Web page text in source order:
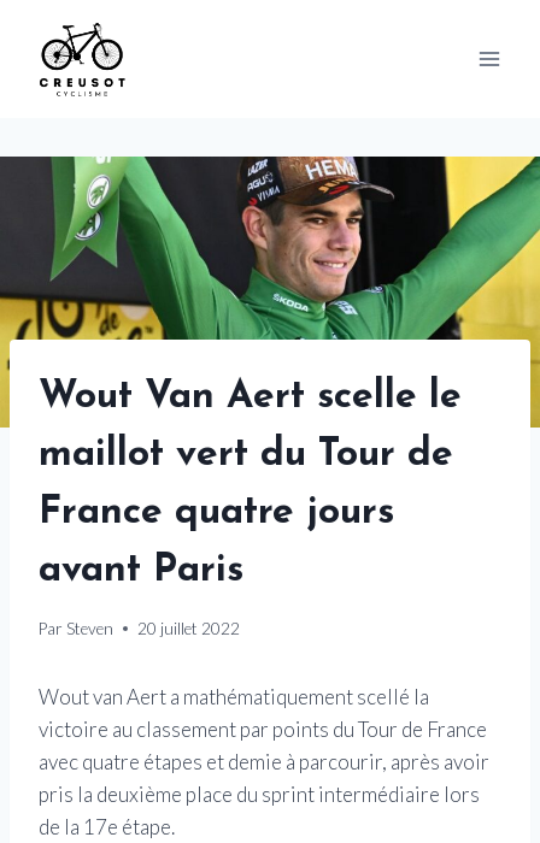
content
Wout Van Aert scelle le
maillot vert du Tour de
France quatre jours
avant Paris
Par Steven 20 juillet 2022
Wout van Aert a mathématiquement scellé la
victoire au classement par points du Tour de France
avec quatre étapes et demie à parcourir, après avoir
pris la deuxième place du sprint intermédiaire lors
de la 17e étape.